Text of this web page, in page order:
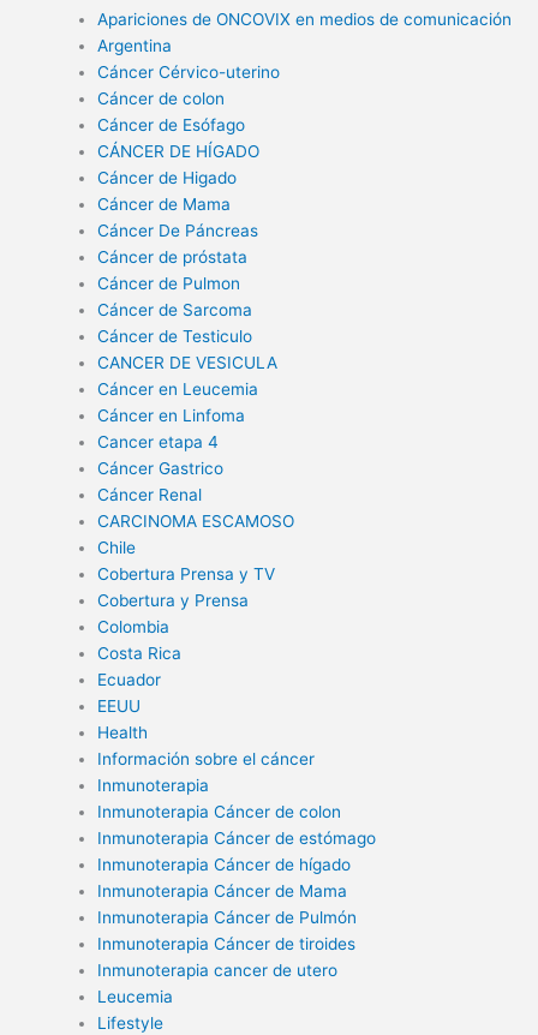
Apariciones de ONCOVIX en medios de comunicación
Argentina
Cáncer Cérvico-uterino
Cáncer de colon
Cáncer de Esófago
CÁNCER DE HÍGADO
Cáncer de Higado
Cáncer de Mama
Cáncer De Páncreas
Cáncer de próstata
Cáncer de Pulmon
Cáncer de Sarcoma
Cáncer de Testiculo
CANCER DE VESICULA
Cáncer en Leucemia
Cáncer en Linfoma
Cancer etapa 4
Cáncer Gastrico
Cáncer Renal
CARCINOMA ESCAMOSO
Chile
Cobertura Prensa y TV
Cobertura y Prensa
Colombia
Costa Rica
Ecuador
EEUU
Health
Información sobre el cáncer
Inmunoterapia
Inmunoterapia Cáncer de colon
Inmunoterapia Cáncer de estómago
Inmunoterapia Cáncer de hígado
Inmunoterapia Cáncer de Mama
Inmunoterapia Cáncer de Pulmón
Inmunoterapia Cáncer de tiroides
Inmunoterapia cancer de utero
Leucemia
Lifestyle